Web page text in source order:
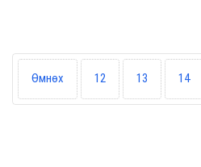
Өмнөх 12 13 14